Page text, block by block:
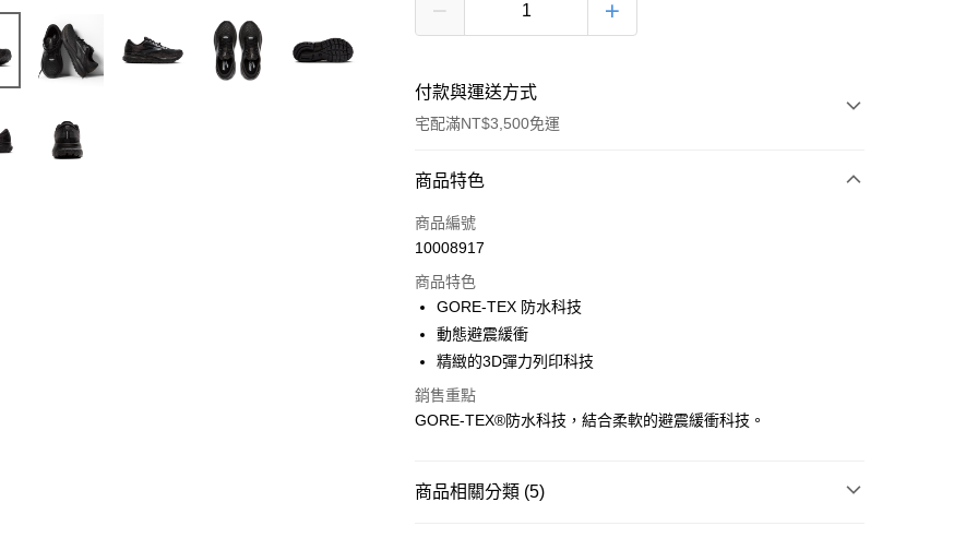
付款與運送方式
宅配滿NT$3,500免運
付款方式
信用卡一次付款
運送方式
宅配
每筆NT$100，滿NT$3,500(含以上)免運費
商品特色
商品編號
10008917
商品特色
GORE-TEX 防水科技
動態避震緩衝
精緻的3D彈力列印科技
銷售重點
GORE‑TEX®防水科技，結合柔軟的避震緩衝科技。
商品相關分類 (5)